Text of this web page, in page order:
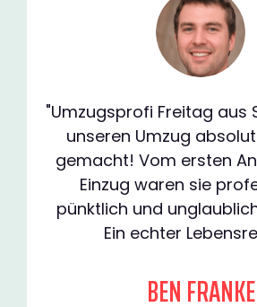
"Umzugsprofi Freitag aus
unseren Umzug
gemacht! Vom ersten
Einzug waren sie
pünktlich und
Ein echter
BEN FRANKE